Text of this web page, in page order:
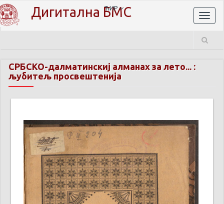
Дигитална БМС
ЋИР
СРБСКО-далматинскиј алманах за лето... :
љубитељ просвештенија